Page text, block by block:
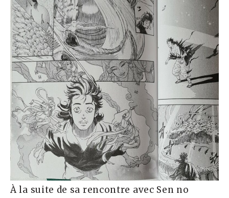
À la suite de sa rencontre avec Sen no